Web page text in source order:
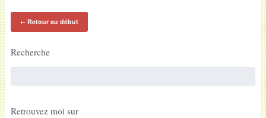
←Retour au début
Recherche
Retrouvez moi sur